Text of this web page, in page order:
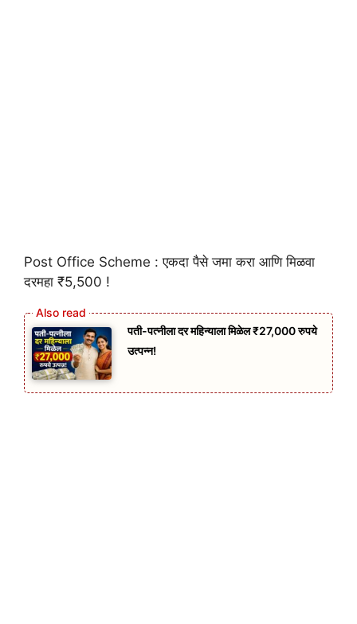
Post Office Scheme : एकदा पैसे जमा करा आणि मिळवा
दरमहा ₹5,500 !
पती-पत्नीला दर महिन्याला मिळेल ₹27,000 रुपये
उत्पन्न!